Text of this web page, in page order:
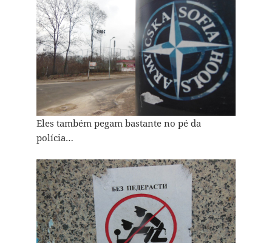
Eles também pegam bastante no pé da
polícia…